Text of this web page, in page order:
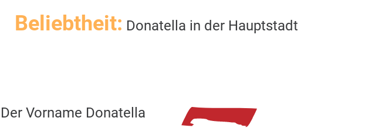
Beliebtheit: Donatella in der Hauptstadt
Der Vorname Donatella